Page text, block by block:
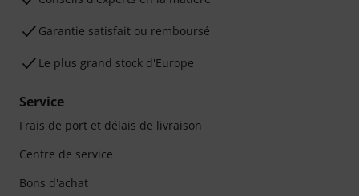
Garantie satisfait ou remboursé
Le plus grand stock d'Europe
Service
Frais de port et délais de livraison
Centre de service
Bons d'achat